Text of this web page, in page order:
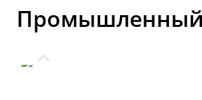
Промышленный